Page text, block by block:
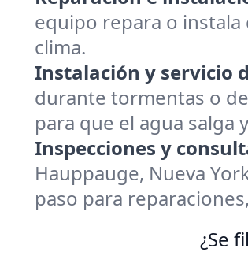
equipo repara o
clima.
Instalación y servicio
durante tormentas o
para que el agua salga
Inspecciones y
Hauppauge, Nueva
paso para
¿Se